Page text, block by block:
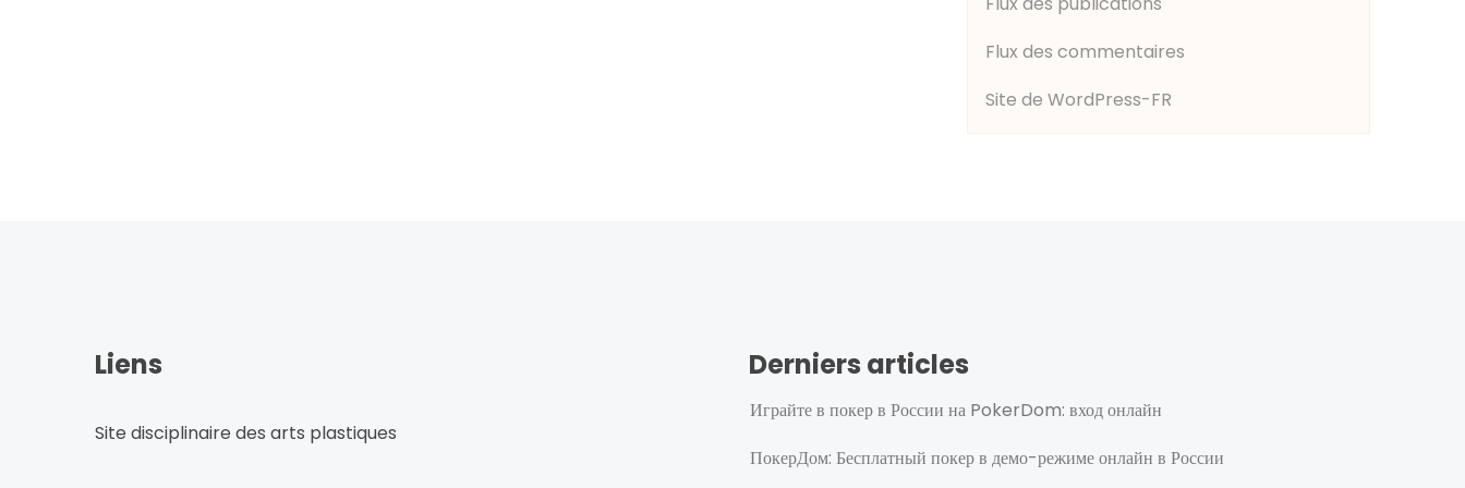
Flux des commentaires
Site de WordPress-FR
Liens
Site disciplinaire des arts plastiques
Derniers articles
Играйте в покер в России на PokerDom: вход онлайн
ПокерДом: Бесплатный покер в демо-режиме онлайн в России